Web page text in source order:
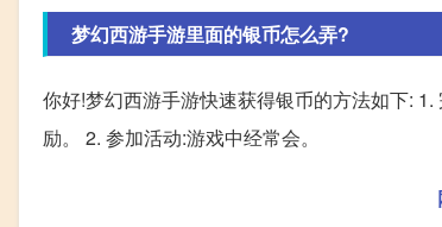
梦幻西游手游里面的银币怎么弄?
你好!梦幻西游手游快速获得银币的方法如下:
励。 2. 参加活动:游戏中经常会。